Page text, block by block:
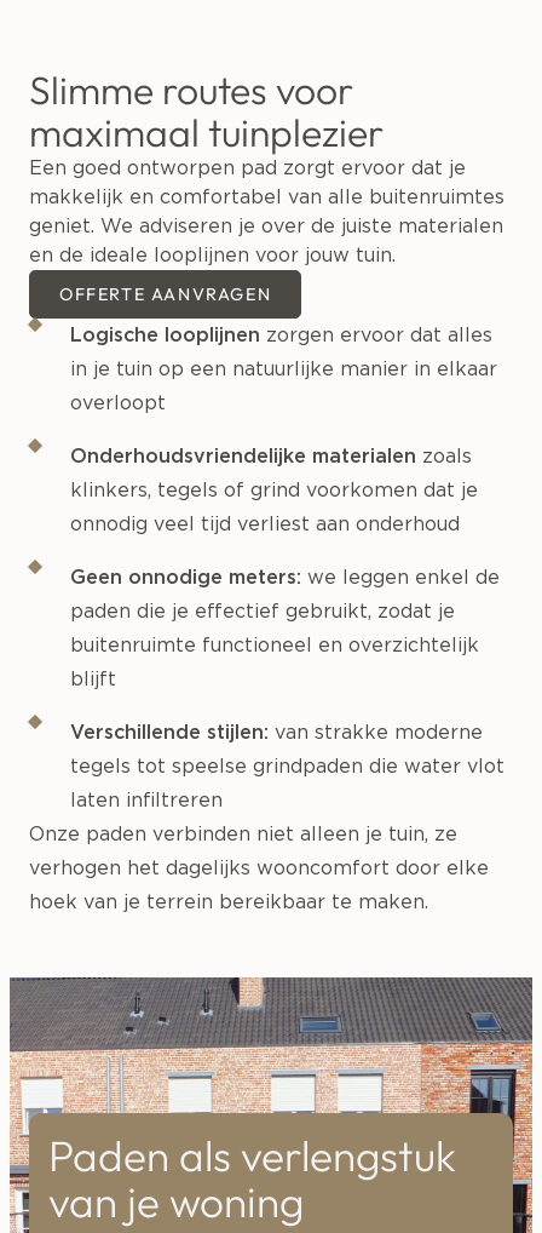
Slimme routes voor
maximaal tuinplezier
Een goed ontworpen pad zorgt ervoor dat je
makkelijk en comfortabel van alle buitenruimtes
geniet. We adviseren je over de juiste materialen
en de ideale looplijnen voor jouw tuin.
OFFERTE AANVRAGEN
Logische looplijnen zorgen ervoor dat alles
in je tuin op een natuurlijke manier in elkaar
overloopt
Onderhoudsvriendelijke materialen zoals
klinkers, tegels of grind voorkomen dat je
onnodig veel tijd verliest aan onderhoud
Geen onnodige meters: we leggen enkel de
paden die je effectief gebruikt, zodat je
buitenruimte functioneel en overzichtelijk
blijft
Verschillende stijlen: van strakke moderne
tegels tot speelse grindpaden die water vlot
laten infiltreren
Onze paden verbinden niet alleen je tuin, ze
verhogen het dagelijks wooncomfort door elke
hoek van je terrein bereikbaar te maken.
Paden als verlengstuk
van je woning